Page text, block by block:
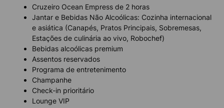
Cruzeiro Ocean Empress de 2 horas
Jantar e Bebidas Não Alcoólicas: Cozinha internacional
e asiática (Canapés, Pratos Principais, Sobremesas,
Estações de culinária ao vivo, Robochef)
Bebidas alcoólicas premium
Assentos reservados
Programa de entretenimento
Champanhe
Check-in prioritário
Lounge VIP